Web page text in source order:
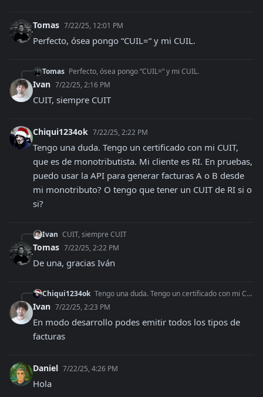
Tomas 7/22/25, 12:01 PM
Perfecto, ósea pongo “CUIL=“ y mi CUIL.
Tomas Perfecto, ósea pongo “CUIL=“ y mi CUIL.
Ivan 7/22/25, 2:16 PM
CUIT, siempre CUIT
Chiqui1234ok 7/22/25, 2:22 PM
Tengo una duda. Tengo un certificado con mi CUIT,
que es de monotributista. Mi cliente es RI. En pruebas,
puedo usar la API para generar facturas A o B desde
mi monotributo? O tengo que tener un CUIT de RI si o
si?
Ivan CUIT, siempre CUIT
Tomas 7/22/25, 2:22 PM
De una, gracias Iván
Chiqui1234ok Tengo una duda. Tengo un certificado con mi CUIT, que es de monotributista. Mi cliente es RI. En pruebas, puedo usar la API para generar facturas A o B desde mi
Ivan 7/22/25, 2:23 PM
En modo desarrollo podes emitir todos los tipos de
facturas
Daniel 7/22/25, 4:26 PM
Hola